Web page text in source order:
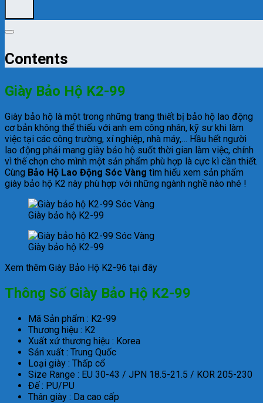
Contents
Giày Bảo Hộ K2-99
Giày bảo hộ là một trong những trang thiết bị bảo hộ lao động
cơ bản không thể thiếu với anh em công nhân, kỹ sư khi làm
việc tại các công trường, xí nghiệp, nhà máy,… Hầu hết người
lao động phải mang giày bảo hộ suốt thời gian làm việc, chính
vì thế chọn cho mình một sản phẩm phù hợp là cực kì cần thiết.
Cùng Bảo Hộ Lao Động Sóc Vàng tìm hiểu xem sản phẩm
giày bảo hộ K2 này phù hợp với những ngành nghề nào nhé !
Giày bảo hộ K2-99
Giày bảo hộ K2-99
Xem thêm Giày Bảo Hộ K2-96 tại đây
Thông Số Giày Bảo Hộ K2-99
Mã Sản phẩm : K2-99
Thương hiệu : K2
Xuất xứ thương hiệu : Korea
Sản xuất : Trung Quốc
Loại giày : Thấp cổ
Size Range : EU 30-43 / JPN 18.5-21.5 / KOR 205-230
Đế : PU/PU
Thân giày : Da cao cấp